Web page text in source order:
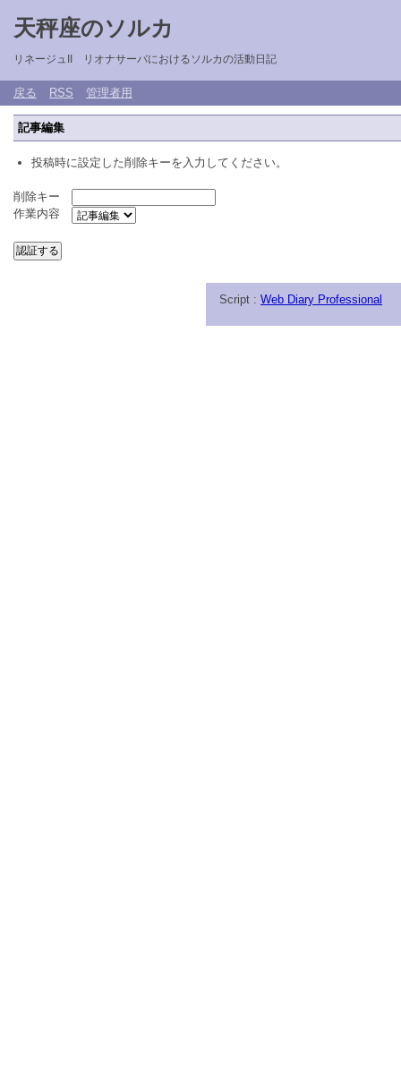
天秤座のソルカ
リネージュII リオナサーバにおけるソルカの活動日記
戻る RSS 管理者用
記事編集
投稿時に設定した削除キーを入力してください。
削除キー
作業内容
Script : Web Diary Professional